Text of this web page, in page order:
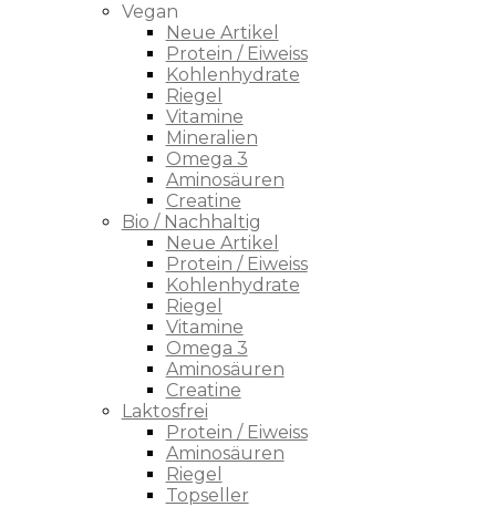
Vegan
Neue Artikel
Protein / Eiweiss
Kohlenhydrate
Riegel
Vitamine
Mineralien
Omega 3
Aminosäuren
Creatine
Bio / Nachhaltig
Neue Artikel
Protein / Eiweiss
Kohlenhydrate
Riegel
Vitamine
Omega 3
Aminosäuren
Creatine
Laktosfrei
Protein / Eiweiss
Aminosäuren
Riegel
Topseller